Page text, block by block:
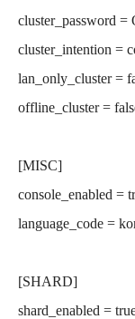
cluster_password =
cluster_intention =
lan_only_cluster =
offline_cluster =
[MISC]
console_enabled =
language_code =
[SHARD]
shard_enabled =